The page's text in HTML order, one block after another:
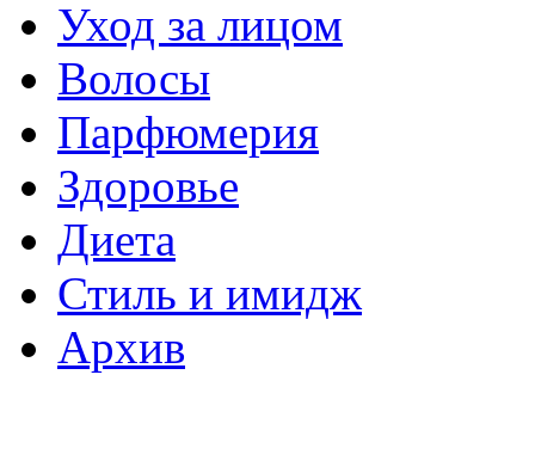
Уход за лицом
Волосы
Парфюмерия
Здоровье
Диета
Стиль и имидж
Архив